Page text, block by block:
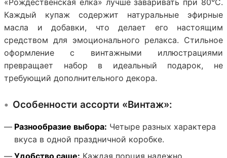
Каждый купаж содержит натуральные эфирные
масла и добавки, что делает его настоящим
средством для эмоционального релакса. Стильное
оформление с винтажными иллюстрациями
превращает набор в идеальный подарок, не
требующий дополнительного декора.
Особенности ассорти «Винтаж»:
Разнообразие выбора: Четыре разных характера
вкуса в одной праздничной коробке.
Удобство саше: Каждая порция надежно